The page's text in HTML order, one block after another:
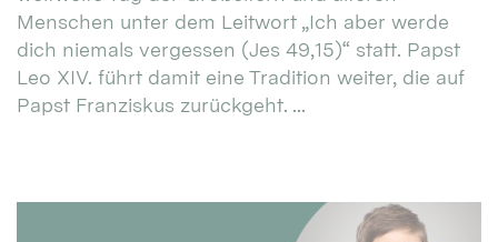
Menschen unter dem Leitwort „Ich aber werde
dich niemals vergessen (Jes 49,15)“ statt. Papst
Leo XIV. führt damit eine Tradition weiter, die auf
Papst Franziskus zurückgeht. ...